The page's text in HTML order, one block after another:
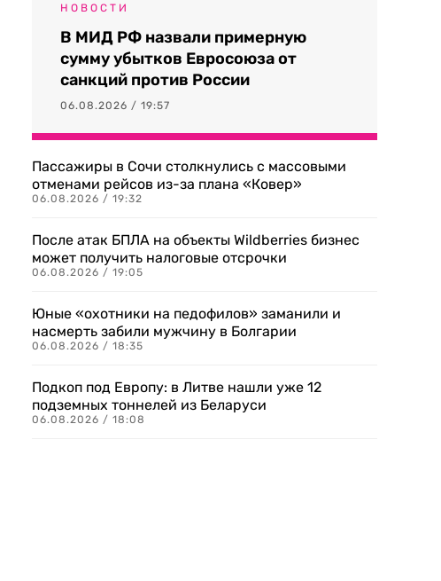
НОВОСТИ
В МИД РФ назвали примерную
сумму убытков Евросоюза от
санкций против России
06.08.2026 / 19:57
Пассажиры в Сочи столкнулись с массовыми
отменами рейсов из-за плана «Ковер»
06.08.2026 / 19:32
После атак БПЛА на объекты Wildberries бизнес
может получить налоговые отсрочки
06.08.2026 / 19:05
Юные «охотники на педофилов» заманили и
насмерть забили мужчину в Болгарии
06.08.2026 / 18:35
Подкоп под Европу: в Литве нашли уже 12
подземных тоннелей из Беларуси
06.08.2026 / 18:08